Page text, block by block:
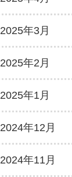
2025年3月
2025年2月
2025年1月
2024年12月
2024年11月